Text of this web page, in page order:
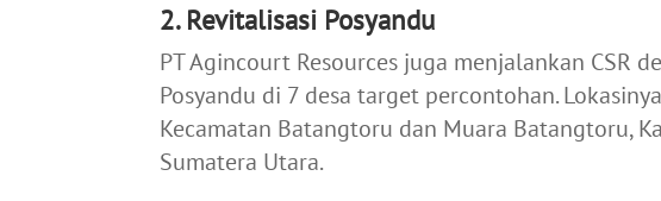
2. Revitalisasi Posyandu
PT Agincourt Resources juga menjalankan CSR
Posyandu di 7 desa target percontohan.
Kecamatan Batangtoru dan Muara Batangtoru,
Sumatera Utara.